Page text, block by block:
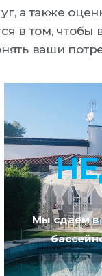
а также
в том, чтобы
ваши
Мы сдаем в